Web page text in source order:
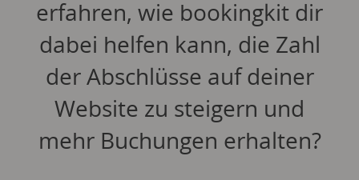
erfahren, wie bookingkit dir
dabei helfen kann, die Zahl
der Abschlüsse auf deiner
Website zu steigern und
mehr Buchungen erhalten?